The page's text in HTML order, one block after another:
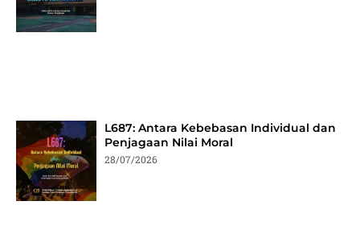
L687: Antara Kebebasan Individual dan
Penjagaan Nilai Moral
28/07/2026